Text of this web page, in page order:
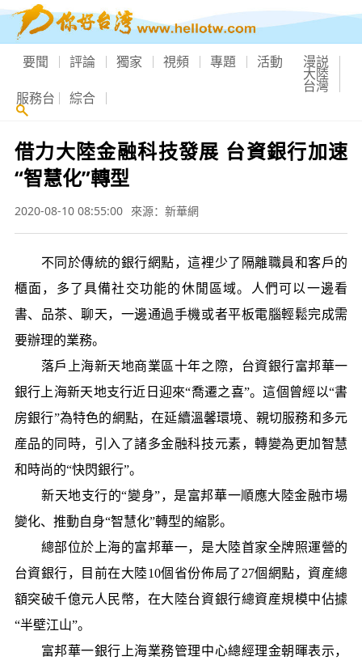
要聞 評論 獨家 視頻 專題 活動 漫説
大陸
台灣
服務台 綜合
借力大陸金融科技發展 台資銀行加速
“智慧化”轉型
2020-08-10 08:55:00 來源：新華網
不同於傳統的銀行網點，這裡少了隔離職員和客戶的
櫃面，多了具備社交功能的休閒區域。人們可以一邊看
書、品茶、聊天，一邊通過手機或者平板電腦輕鬆完成需
要辦理的業務。
落戶上海新天地商業區十年之際，台資銀行富邦華一
銀行上海新天地支行近日迎來“喬遷之喜”。這個曾經以“書
房銀行”為特色的網點，在延續溫馨環境、親切服務和多元
産品的同時，引入了諸多金融科技元素，轉變為更加智慧
和時尚的“快閃銀行”。
新天地支行的“變身”，是富邦華一順應大陸金融市場
變化、推動自身“智慧化”轉型的縮影。
總部位於上海的富邦華一，是大陸首家全牌照運營的
台資銀行，目前在大陸10個省份佈局了27個網點，資産總
額突破千億元人民幣，在大陸台資銀行總資産規模中佔據
“半壁江山”。
富邦華一銀行上海業務管理中心總經理金朝暉表示，